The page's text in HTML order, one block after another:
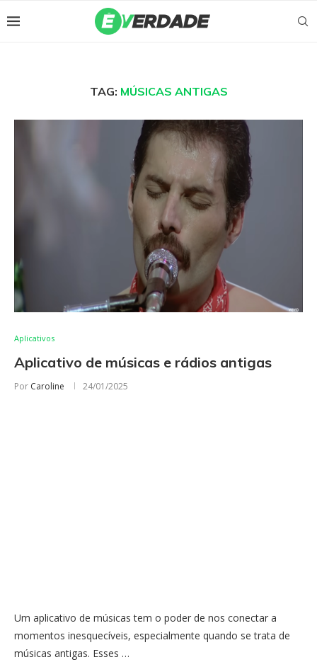
TAG: MÚSICAS ANTIGAS
Aplicativos
Aplicativo de músicas e rádios antigas
Por Caroline 24/01/2025
Um aplicativo de músicas tem o poder de nos conectar a
momentos inesquecíveis, especialmente quando se trata de
músicas antigas. Esses …